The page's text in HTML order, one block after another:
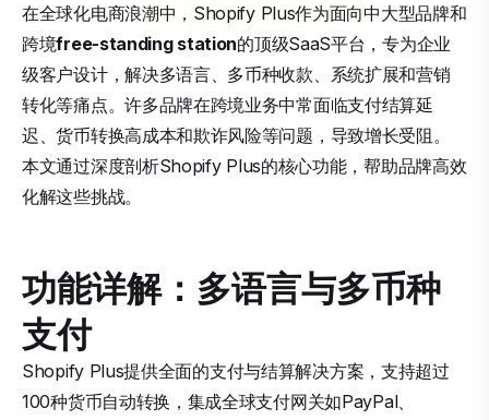
在全球化电商浪潮中，Shopify Plus作为面向中大型品牌和
跨境free-standing station的顶级SaaS平台，专为企业
级客户设计，解决多语言、多币种收款、系统扩展和营销
转化等痛点。许多品牌在跨境业务中常面临支付结算延
迟、货币转换高成本和欺诈风险等问题，导致增长受阻。
本文通过深度剖析Shopify Plus的核心功能，帮助品牌高效
化解这些挑战。
功能详解：多语言与多币种
支付
Shopify Plus提供全面的支付与结算解决方案，支持超过
100种货币自动转换，集成全球支付网关如PayPal、